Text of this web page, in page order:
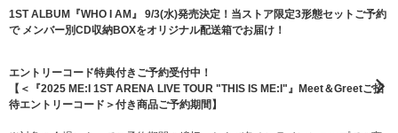
1ST ALBUM『WHO I AM』 9/3(水)発売決定！当ストア限定3形態セットご予約
で メンバー別CD収納BOXをオリジナル配送箱でお届け！
エントリーコード特典付きご予約受付中！
【＜『2025 ME:I 1ST ARENA LIVE TOUR "THIS IS ME:I"』Meet＆Greetご招
待エントリーコード＞付き商品ご予約期間】